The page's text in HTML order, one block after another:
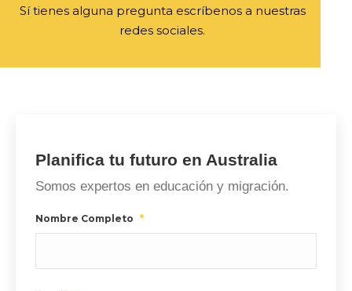
Sí tienes alguna pregunta escríbenos a nuestras
redes sociales.
Planifica tu futuro en Australia
Somos expertos en educación y migración.
Nombre Completo *